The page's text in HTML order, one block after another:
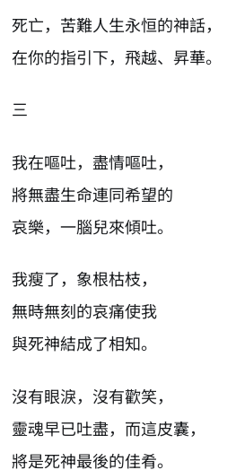
死亡，苦難人生永恒的神話，
在你的指引下，飛越、昇華。
三
我在嘔吐，盡情嘔吐，
將無盡生命連同希望的
哀樂，一腦兒來傾吐。
我瘦了，象根枯枝，
無時無刻的哀痛使我
與死神結成了相知。
沒有眼淚，沒有歡笑，
靈魂早已吐盡，而這皮囊，
將是死神最後的佳肴。